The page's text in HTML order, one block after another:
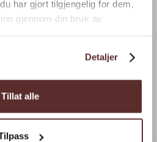
har gjort tilgjengelig for dem,
gjennom din bruk av
Detaljer
Tillat alle